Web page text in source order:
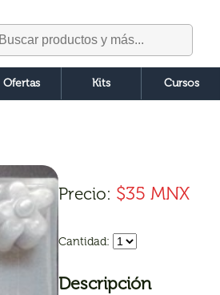
Ofertas Kits Cursos
Precio: $35 MNX
Cantidad:
Descripción